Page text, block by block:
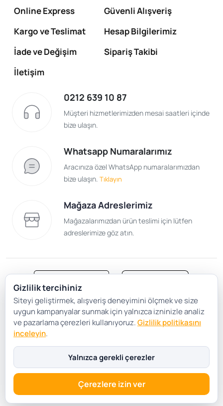
Online Express
Güvenli Alışveriş
Kargo ve Teslimat
Hesap Bilgilerimiz
İade ve Değişim
Sipariş Takibi
İletişim
0212 639 10 87
Müşteri hizmetlerimizden mesai saatleri içinde
bize ulaşın.
Whatsapp Numaralarımız
Aracınıza özel WhatsApp numaralarımızdan
bize ulaşın. Tıklayın
Mağaza Adreslerimiz
Mağazalarımızdan ürün teslimi için lütfen
adreslerimize göz atın.
Satış Sözleşmesi
Gizlilik ve Güvenlik
Gizlilik Politikası
Çerez Tercihleri
Gizlilik tercihiniz
Siteyi geliştirmek, alışveriş deneyimini ölçmek ve size
uygun kampanyalar sunmak için yalnızca izninizle analiz
ve pazarlama çerezleri kullanıyoruz.Gizlilik politikasını
inceleyin.
Yalnızca gerekli çerezler
Çerezlere izin ver